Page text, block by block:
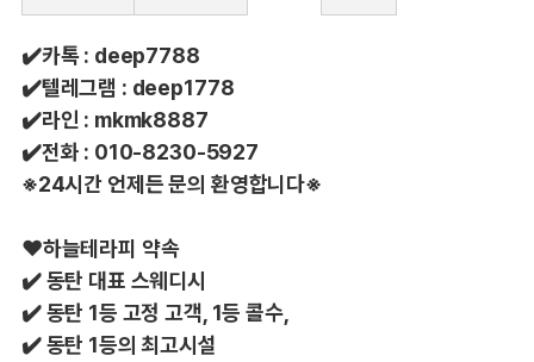
✔️카톡 : deep7788
✔️텔레그램 : deep1778
✔️라인 : mkmk8887
✔️전화 : 010-8230-5927
※24시간 언제든 문의 환영합니다※
❤️하늘테라피 약속
✔️ 동탄 대표 스웨디시
✔️ 동탄 1등 고정 고객, 1등 콜수,
✔️ 동탄 1등의 최고시설